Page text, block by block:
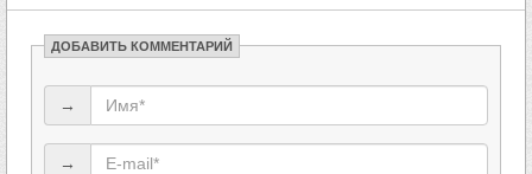
ДОБАВИТЬ КОММЕНТАРИЙ
→
→